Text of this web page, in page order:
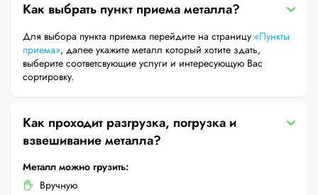
Как выбрать пункт приема металла?
Для выбора пункта приемка перейдите на страницу «Пункты
приема», далее укажите металл который хотите здать,
выберите соответсвующие услуги и интересующую Вас
сортировку.
Как проходит разгрузка, погрузка и
взвешивание металла?
Металл можно грузить:
Вручную